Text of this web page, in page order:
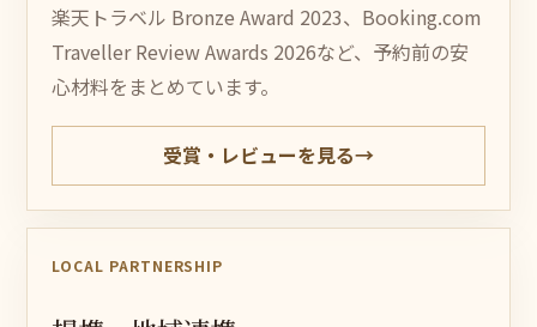
楽天トラベル Bronze Award 2023、Booking.com
Traveller Review Awards 2026など、予約前の安
心材料をまとめています。
受賞・レビューを見る→
LOCAL PARTNERSHIP